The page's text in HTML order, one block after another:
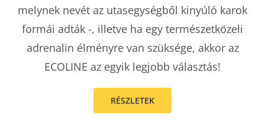
melynek nevét az utasegységből kinyúló karok
formái adták -, illetve ha egy természetközeli
adrenalin élményre van szüksége, akkor az
ECOLINE az egyik legjobb választás!
RÉSZLETEK